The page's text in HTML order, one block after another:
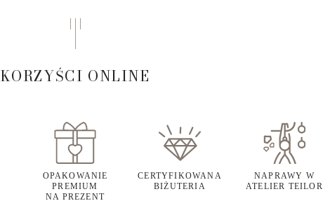
KORZYŚCI ONLINE
OPAKOWANIE
PREMIUM
NA PREZENT
CERTYFIKOWANA
BIŻUTERIA
NAPRAWY W
ATELIER TEILOR